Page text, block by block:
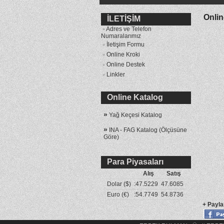
İLETİŞİM
Adres ve Telefon
Numaralarımız
İletişim Formu
Online Kroki
Online Destek
Linkler
Online Katalog
»Yağ Keçesi Katalog
»INA - FAG Katalog (Ölçüsüne
Göre)
»INA - FAG Katalog (Koduna
Göre)
Para Piyasaları
Alış
Satış
Dolar ($) :47.5229 47.6085
Euro (€)
:54.7749 54.8736
+